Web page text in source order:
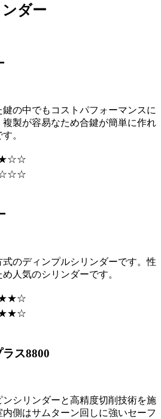
ダー
の中でもコストパフォーマンスに
製が容易なため合鍵が簡単に作れ
。
のディンプルシリンダーです。性
人気のシリンダーです。
ス8800
ンシリンダーと高精度切削技術を施
側はサムターン回しに強いセーフ